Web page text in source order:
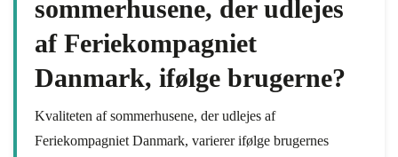
sommerhusene, der udlejes
af Feriekompagniet
Danmark, ifølge brugerne?
Kvaliteten af sommerhusene, der udlejes af
Feriekompagniet Danmark, varierer ifølge brugernes